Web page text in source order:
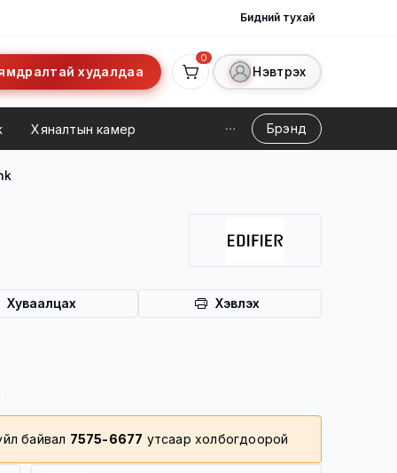
Бидний тухай
худалдаа
0
Нэвтрэх
Хяналтын камер Брэнд
Хуваалцах Хэвлэх
байвал 7575-6677 утсаар холбогдоорой